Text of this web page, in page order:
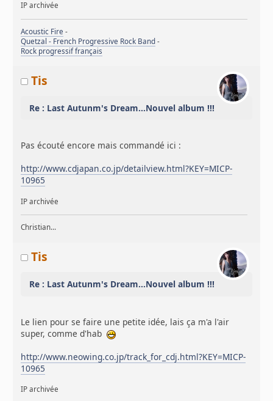
IP archivée
Acoustic Fire -
Quetzal - French Progressive Rock Band -
Rock progressif français
Tis
Re : Last Autunm's Dream...Nouvel album !!!
Pas écouté encore mais commandé ici :
http://www.cdjapan.co.jp/detailview.html?KEY=MICP-
10965
IP archivée
Christian...
Tis
Re : Last Autunm's Dream...Nouvel album !!!
Le lien pour se faire une petite idée, lais ça m'a l'air
super, comme d'hab
http://www.neowing.co.jp/track_for_cdj.html?KEY=MICP-
10965
IP archivée